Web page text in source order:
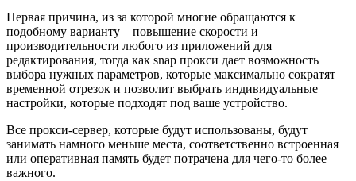
Первая причина, из за которой многие обращаются к
подобному варианту – повышение скорости и
производительности любого из приложений для
редактирования, тогда как snap прокси дает возможность
выбора нужных параметров, которые максимально сократят
временной отрезок и позволит выбрать индивидуальные
настройки, которые подходят под ваше устройство.
Все прокси-сервер, которые будут использованы, будут
занимать намного меньше места, соответственно встроенная
или оперативная память будет потрачена для чего-то более
важного.